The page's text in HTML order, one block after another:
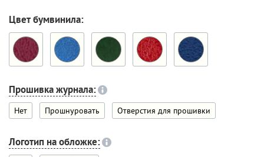
Цвет бумвинила:
Прошивка журнала:
Нет Прошнуровать Отверстия для прошивки
Логотип на обложке: